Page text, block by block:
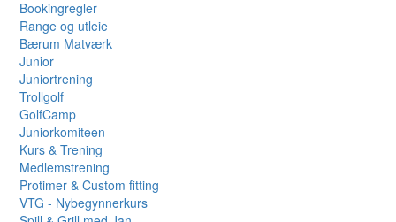
Bookingregler
Range og utleie
Bærum Matværk
Junior
Juniortrening
Trollgolf
GolfCamp
Juniorkomiteen
Kurs & Trening
Medlemstrening
Protimer & Custom fitting
VTG - Nybegynnerkurs